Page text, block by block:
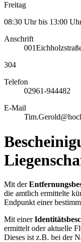
Freitag
08:30 Uhr bis 13:00
Anschrift
001
304
Telefon
02961-944482
E-Mail
Mit der
die amtlich ermittelte
Endpunkt einer
Mit einer
ermittelt oder aktuelle
Dieses ist z.B. bei der